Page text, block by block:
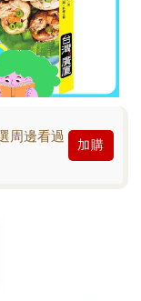
周邊看過
加購